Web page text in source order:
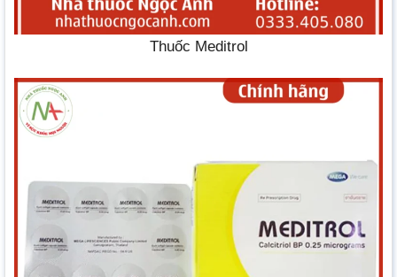
Thuốc Meditrol